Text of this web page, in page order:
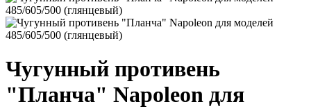
Чугунный противень
"Планча" Napoleon для